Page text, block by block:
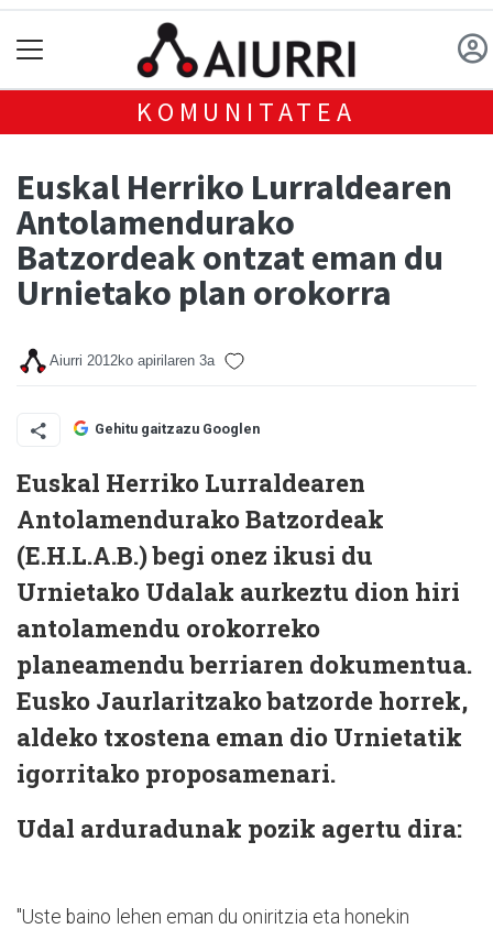
KOMUNITATEA
Euskal Herriko Lurraldearen
Antolamendurako
Batzordeak ontzat eman du
Urnietako plan orokorra
Aiurri 2012ko apirilaren 3a
Gehitu gaitzazu Googlen
Euskal Herriko Lurraldearen
Antolamendurako Batzordeak
(E.H.L.A.B.) begi onez ikusi du
Urnietako Udalak aurkeztu dion hiri
antolamendu orokorreko
planeamendu berriaren dokumentua.
Eusko Jaurlaritzako batzorde horrek,
aldeko txostena eman dio Urnietatik
igorritako proposamenari.
Udal arduradunak pozik agertu dira:
"Uste baino lehen eman du oniritzia eta honekin